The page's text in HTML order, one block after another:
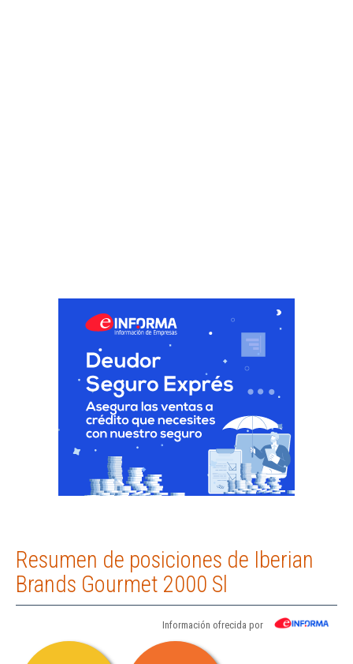
Resumen de posiciones de Iberian
Brands Gourmet 2000 Sl
Información ofrecida por